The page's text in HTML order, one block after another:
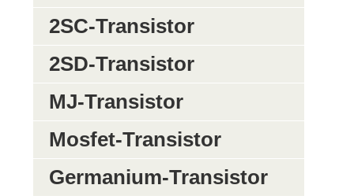
2SC-Transistor
2SD-Transistor
MJ-Transistor
Mosfet-Transistor
Germanium-Transistor